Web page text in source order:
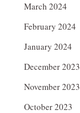
March 2024
February 2024
January 2024
December 2023
November 2023
October 2023